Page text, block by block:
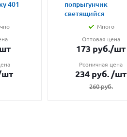
401
попрыгунчик
светящийся
Много
Оптовая цена
173 руб./шт
Розничная цена
234 руб. /шт
260руб.